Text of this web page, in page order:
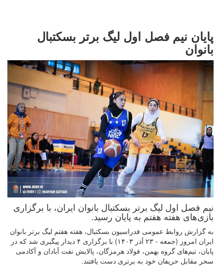
پایان نیم فصل اول لیگ برتر بسکتبال
بانوان
نیم فصل اول لیگ برتر بسکتبال بانوان ایران، با برگزاری
بازی‌های هفته هفتم به پایان رسید.
به گزارش روابط عمومی فدراسیون بسکتبال، هفته هفتم لیگ برتر بانوان
ایران امروز (جمعه - ۲۳ آذر ۱۴۰۳) با برگزاری ۴ دیدار پیگیری شد که در
پایان، تیم‌های گروه بهمن، فولاد هرمزگان، پالایش نفت آبادان و آکادمی
سحر مقابل حریفان خود به برتری دست یافتند.